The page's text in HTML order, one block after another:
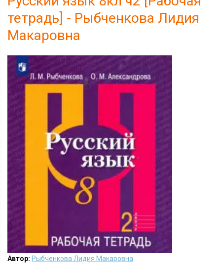
тетрадь] - Рыбченкова Лидия
Макаровна
Автор: Рыбченкова Лидия Макаровна